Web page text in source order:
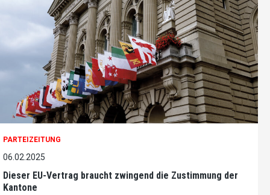
PARTEIZEITUNG
06.02.2025
Dieser EU-Vertrag braucht zwingend die Zustimmung der
Kantone